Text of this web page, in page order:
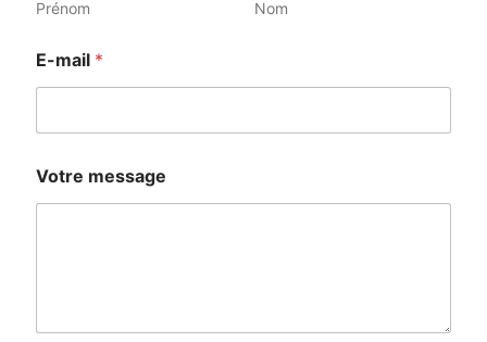
Prénom Nom
E-mail *
Votre message